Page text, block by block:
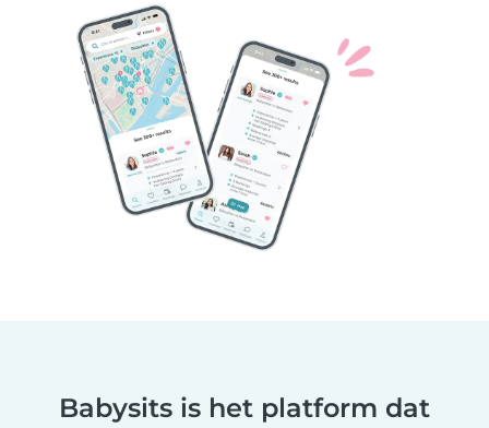
Babysits is het platform dat